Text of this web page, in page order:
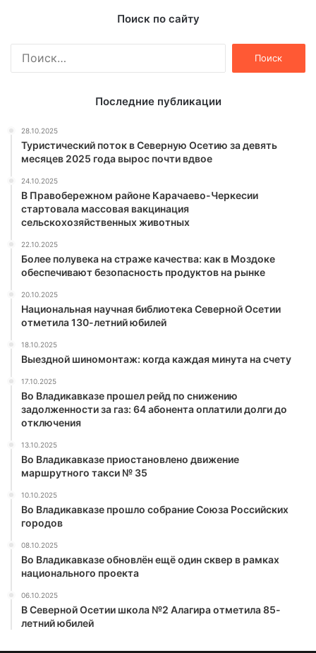
Поиск по сайту
Последние публикации
28.10.2025
Туристический поток в Северную Осетию за девять
месяцев 2025 года вырос почти вдвое
24.10.2025
В Правобережном районе Карачаево-Черкесии
стартовала массовая вакцинация
сельскохозяйственных животных
22.10.2025
Более полувека на страже качества: как в Моздоке
обеспечивают безопасность продуктов на рынке
20.10.2025
Национальная научная библиотека Северной Осетии
отметила 130-летний юбилей
18.10.2025
Выездной шиномонтаж: когда каждая минута на счету
17.10.2025
Во Владикавказе прошел рейд по снижению
задолженности за газ: 64 абонента оплатили долги до
отключения
13.10.2025
Во Владикавказе приостановлено движение
маршрутного такси № 35
10.10.2025
Во Владикавказе прошло собрание Союза Российских
городов
08.10.2025
Во Владикавказе обновлён ещё один сквер в рамках
национального проекта
06.10.2025
В Северной Осетии школа №2 Алагира отметила 85-
летний юбилей